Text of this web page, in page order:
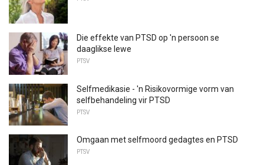
Die effekte van PTSD op 'n persoon se
daaglikse lewe
PTSV
Selfmedikasie - 'n Risikovormige vorm van
selfbehandeling vir PTSD
PTSV
Omgaan met selfmoord gedagtes en PTSD
PTSV